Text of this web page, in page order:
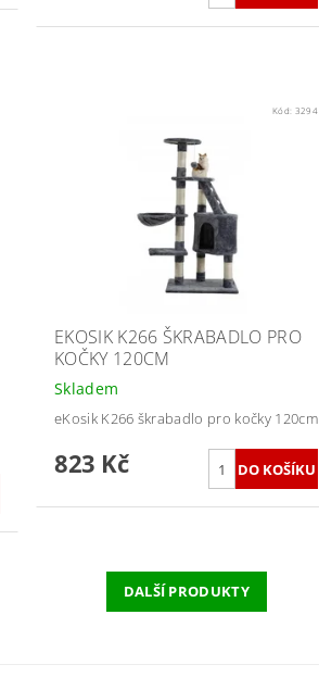
Kód: 3294
EKOSIK K266 ŠKRABADLO PRO
KOČKY 120CM
Skladem
eKosik K266 škrabadlo pro kočky 120cm
823 Kč
DALŠÍ PRODUKTY